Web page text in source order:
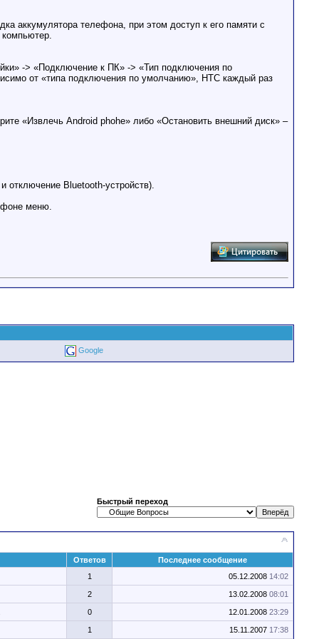
аккумулятора телефона, при этом доступ к его памяти с
-> «Подключение к ПК» -> «Тип подключения по
от «типа подключения по умолчанию», HTC каждый раз
«Извлечь Android phohe» либо «Остановить внешний диск» –
Bluetooth-устройств).
меню.
Google
Быстрый переход
Ответов
Последнее сообщение
1
05.12.2008 14:02
2 13.02.2008 08:01
0 12.01.2008 23:29
1 15.11.2007 17:38